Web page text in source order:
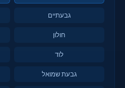
גבעתיים
חולון
לוד
גבעת שמואל